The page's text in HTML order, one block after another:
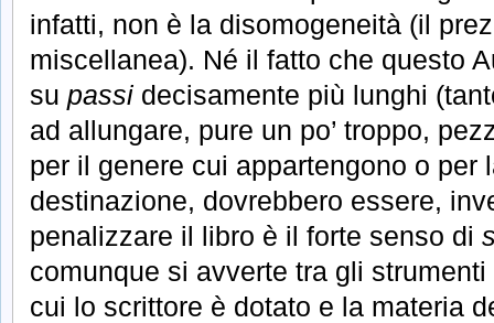
infatti, non è la disomogeneità (il
miscellanea). Né il fatto che questo
su passi decisamente più lunghi
ad allungare, pure un po’ troppo,
per il genere cui appartengono o per
destinazione, dovrebbero essere,
penalizzare il libro è il forte senso di
comunque si avverte tra gli
cui lo scrittore è dotato e la materia